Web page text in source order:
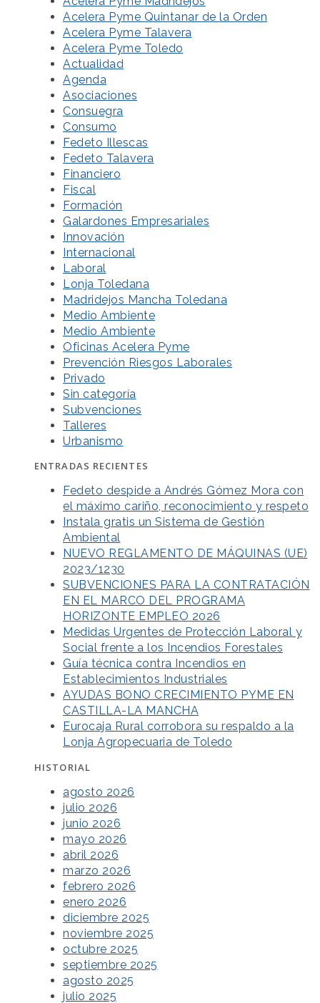
Acelera Pyme Quintanar de la Orden
Acelera Pyme Talavera
Acelera Pyme Toledo
Actualidad
Agenda
Asociaciones
Consuegra
Consumo
Fedeto Illescas
Fedeto Talavera
Financiero
Fiscal
Formación
Galardones Empresariales
Innovación
Internacional
Laboral
Lonja Toledana
Madridejos Mancha Toledana
Medio Ambiente
Medio Ambiente
Oficinas Acelera Pyme
Prevención Riesgos Laborales
Privado
Sin categoría
Subvenciones
Talleres
Urbanismo
ENTRADAS RECIENTES
Fedeto despide a Andrés Gómez Mora con
el máximo cariño, reconocimiento y respeto
Instala gratis un Sistema de Gestión
Ambiental
NUEVO REGLAMENTO DE MÁQUINAS (UE)
2023/1230
SUBVENCIONES PARA LA CONTRATACIÓN
EN EL MARCO DEL PROGRAMA
HORIZONTE EMPLEO 2026
Medidas Urgentes de Protección Laboral y
Social frente a los Incendios Forestales
Guía técnica contra Incendios en
Establecimientos Industriales
AYUDAS BONO CRECIMIENTO PYME EN
CASTILLA-LA MANCHA
Eurocaja Rural corrobora su respaldo a la
Lonja Agropecuaria de Toledo
HISTORIAL
agosto 2026
julio 2026
junio 2026
mayo 2026
abril 2026
marzo 2026
febrero 2026
enero 2026
diciembre 2025
noviembre 2025
octubre 2025
septiembre 2025
agosto 2025
julio 2025